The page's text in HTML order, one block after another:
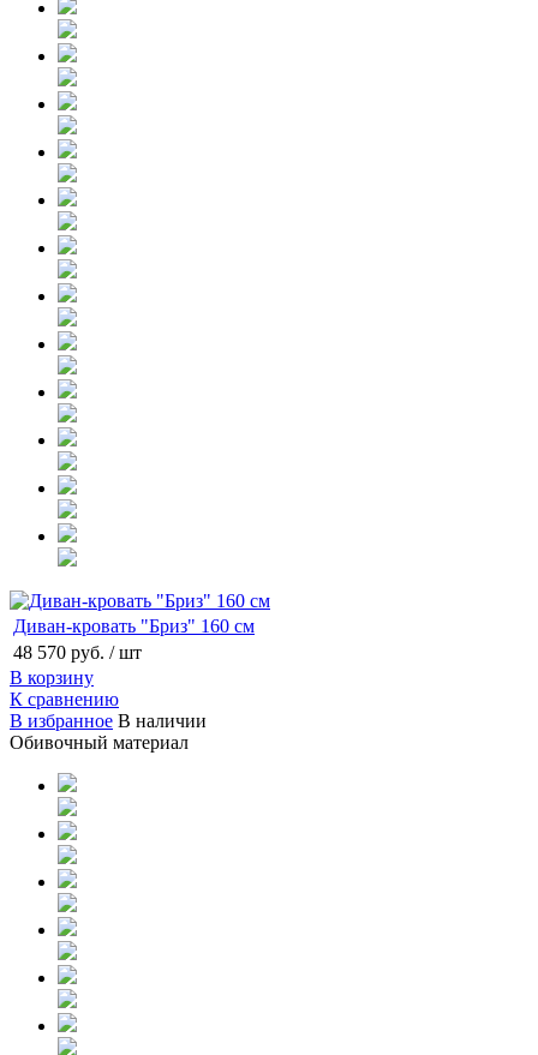
Диван-кровать "Бриз" 160 см
48 570 руб. / шт
В корзину
К сравнению
В избранное В наличии
Обивочный материал